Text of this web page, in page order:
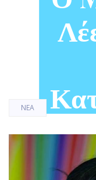
ΝΈΑ